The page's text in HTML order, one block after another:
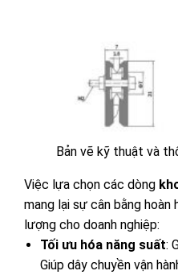
Bản vẽ kỹ thuật và
Việc lựa chọn các dòng
mang lại sự cân bằng hoàn
lượng cho doanh nghiệp:
Tối ưu hóa năng suất:
Giúp dây chuyền vận